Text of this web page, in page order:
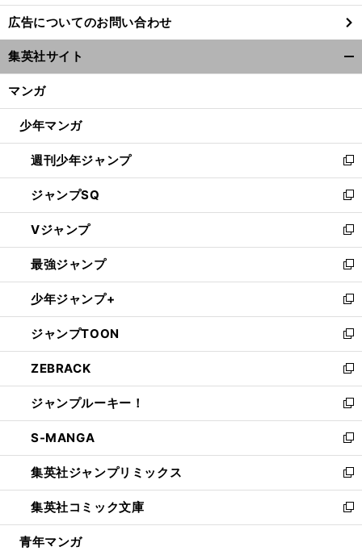
し
い
ウ
ィ
ン
ウ
開
く
広告についてのお問い合わせ
集英社サイト
マンガ
少年マンガ
週刊少年ジャンプ
新
し
い
ウ
ィ
ン
ド
ウ
で
開
く
ジャンプSQ
新
し
い
ウ
ィ
ン
ド
ウ
で
開
く
Vジャンプ
新
し
い
ウ
ィ
ン
ド
ウ
で
開
く
最強ジャンプ
新
し
い
ウ
ィ
ン
ド
ウ
で
開
く
少年ジャンプ+
新
し
い
ウ
ィ
ン
ド
ウ
で
開
く
ジャンプTOON
新
し
い
ウ
ィ
ン
ド
ウ
で
開
く
ZEBRACK
新
し
い
ウ
ィ
ン
ド
ウ
で
開
ジャンプルーキー！
新
し
い
ウ
ィ
ン
ド
ウ
S-MANGA
新
し
い
ウ
ィ
ン
集英社ジャンプリミックス
新
し
い
ウ
集英社コミック文庫
新
し
青年マンガ